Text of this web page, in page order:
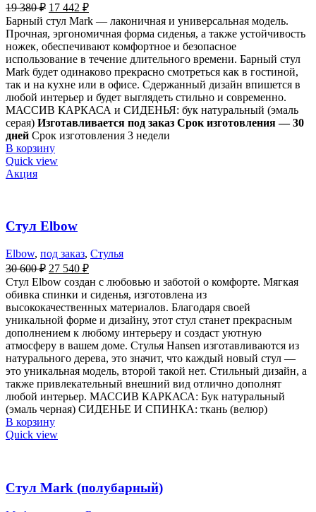
19 380₽ 17 442 ₽
Барный стул Mark — лаконичная и универсальная модель.
Прочная, эргономичная форма сиденья, а также устойчивость
ножек, обеспечивают комфортное и безопасное
использование в течение длительного времени. Барный стул
Mark будет одинаково прекрасно смотреться как в гостиной,
так и на кухне или в офисе. Сдержанный дизайн впишется в
любой интерьер и будет выглядеть стильно и современно.
МАССИВ КАРКАСА и СИДЕНЬЯ: бук натуральный (эмаль
серая) Изготавливается под заказ Срок изготовления — 30
дней Срок изготовления 3 недели
В корзину
Quick view
Акция
Стул Elbow
Elbow, под заказ, Стулья
30 600₽ 27 540 ₽
Стул Elbow создан с любовью и заботой о комфорте. Мягкая
обивка спинки и сиденья, изготовлена из
высококачественных материалов. Благодаря своей
уникальной форме и дизайну, этот стул станет прекрасным
дополнением к любому интерьеру и создаст уютную
атмосферу в вашем доме. Стулья Hansen изготавливаются из
натурального дерева, это значит, что каждый новый стул —
это уникальная модель, второй такой нет. Стильный дизайн, а
также привлекательный внешний вид отлично дополнят
любой интерьер. МАССИВ КАРКАСА: Бук натуральный
(эмаль черная) СИДЕНЬЕ И СПИНКА: ткань (велюр)
В корзину
Quick view
Стул Mark (полубарный)